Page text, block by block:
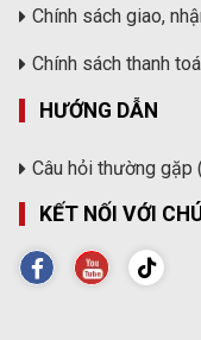
Chính sách giao,
Chính sách thanh
HƯỚNG DẪN
Câu hỏi thường gặp
KẾT NỐI VỚI